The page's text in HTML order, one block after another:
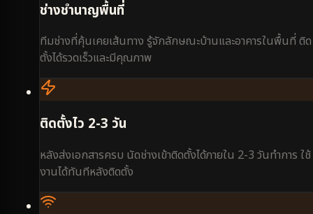
ช่างชำนาญพื้นที่
ทีมช่างที่คุ้นเคยเส้นทาง รู้จักลักษณะบ้านและอาคารในพื้นที่ ติด
ตั้งได้รวดเร็วและมีคุณภาพ
ติดตั้งไว 2-3 วัน
หลังส่งเอกสารครบ นัดช่างเข้าติดตั้งได้ภายใน 2-3 วันทำการ ใช้
งานได้ทันทีหลังติดตั้ง